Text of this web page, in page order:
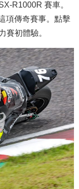
R1000R 賽車。
項傳奇賽事。點擊
賽初體驗。